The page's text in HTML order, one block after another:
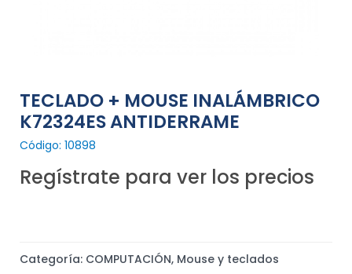
TECLADO + MOUSE INALÁMBRICO
K72324ES ANTIDERRAME
Código: 10898
Regístrate para ver los precios
Categoría: COMPUTACIÓN, Mouse y teclados